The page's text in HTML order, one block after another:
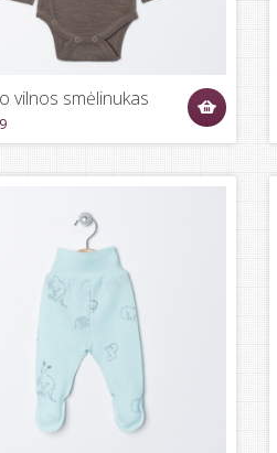
vilnos smėlinukas